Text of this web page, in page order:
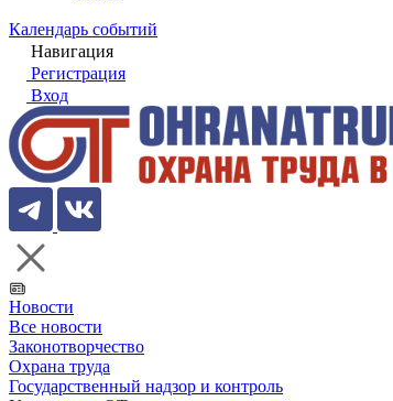
Календарь событий
Навигация
Регистрация
Вход
Новости
Все новости
Законотворчество
Охрана труда
Государственный надзор и контроль